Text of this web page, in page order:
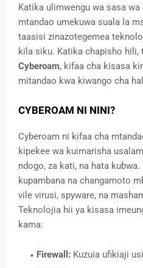
Katika ulimwengu wa sasa
mtandao umekuwa suala la
taasisi zinazotegemea
kila siku. Katika chapisho hili,
Cyberoam, kifaa cha kisasa
mitandao kwa kiwango cha
CYBEROAM NI NINI?
Cyberoam ni kifaa cha
kipekee wa kuimarisha
ndogo, za kati, na hata
kupambana na changamoto
vile virusi, spyware, na
Teknolojia hii ya kisasa
kama:
Firewall: Kuzuia ufikiaji